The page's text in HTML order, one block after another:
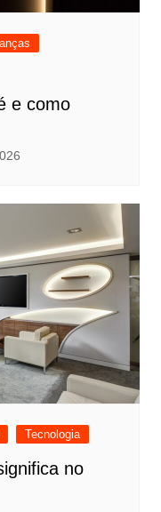
e como
Tecnologia
no